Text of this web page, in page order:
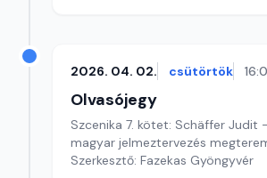
2026. 04. 02. csütörtök
Olvasójegy
Szcenika 7. kötet: Schäffer Judit
magyar jelmeztervezés
Szerkesztő: Fazekas Gyöngyvér